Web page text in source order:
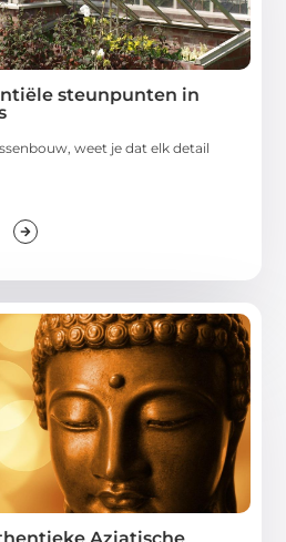
steunpunten in
weet je dat elk detail